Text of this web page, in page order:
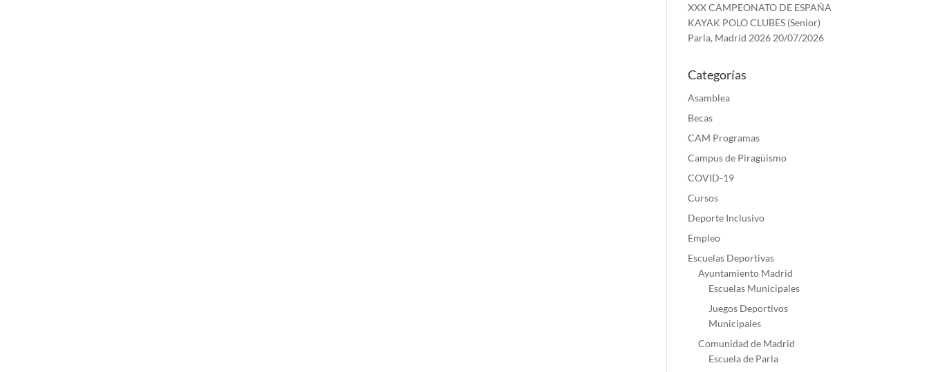
XXX CAMPEONATO DE ESPAÑA
KAYAK POLO CLUBES (Senior)
Parla, Madrid 2026 20/07/2026
Categorías
Asamblea
Becas
CAM Programas
Campus de Piragüismo
COVID-19
Cursos
Deporte Inclusivo
Empleo
Escuelas Deportivas
Ayuntamiento Madrid
Escuelas Municipales
Juegos Deportivos
Municipales
Comunidad de Madrid
Escuela de Parla